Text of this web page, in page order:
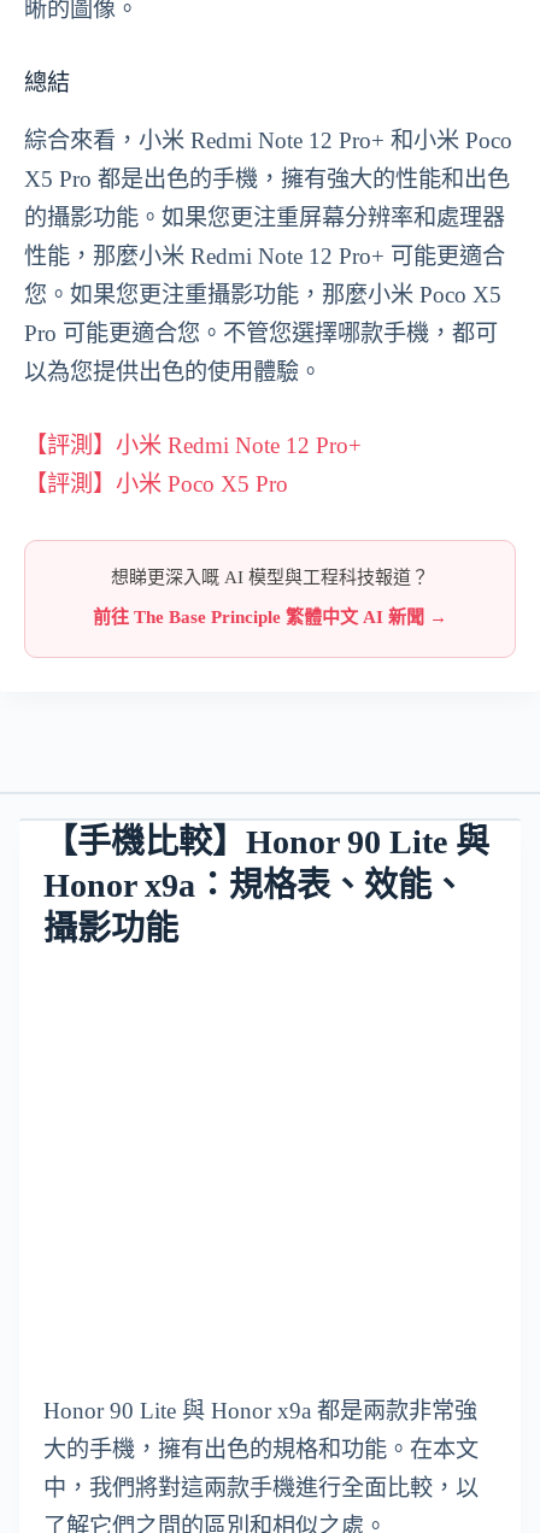
晰的圖像。
總結
綜合來看，小米 Redmi Note 12 Pro+ 和小米 Poco
X5 Pro 都是出色的手機，擁有強大的性能和出色
的攝影功能。如果您更注重屏幕分辨率和處理器
性能，那麼小米 Redmi Note 12 Pro+ 可能更適合
您。如果您更注重攝影功能，那麼小米 Poco X5
Pro 可能更適合您。不管您選擇哪款手機，都可
以為您提供出色的使用體驗。
【評測】小米 Redmi Note 12 Pro+
【評測】小米 Poco X5 Pro
想睇更深入嘅 AI 模型與工程科技報道？
前往 The Base Principle 繁體中文 AI 新聞 →
【手機比較】Honor 90 Lite 與
Honor x9a：規格表、效能、
攝影功能
Honor 90 Lite 與 Honor x9a 都是兩款非常強
大的手機，擁有出色的規格和功能。在本文
中，我們將對這兩款手機進行全面比較，以
了解它們之間的區別和相似之處。